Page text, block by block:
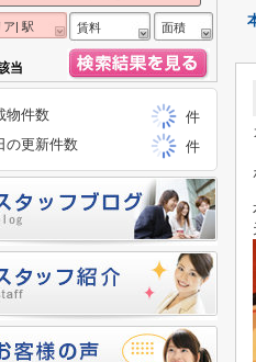
ア| 駅 賃料 面積
当
物件数
件
の更新件数
件